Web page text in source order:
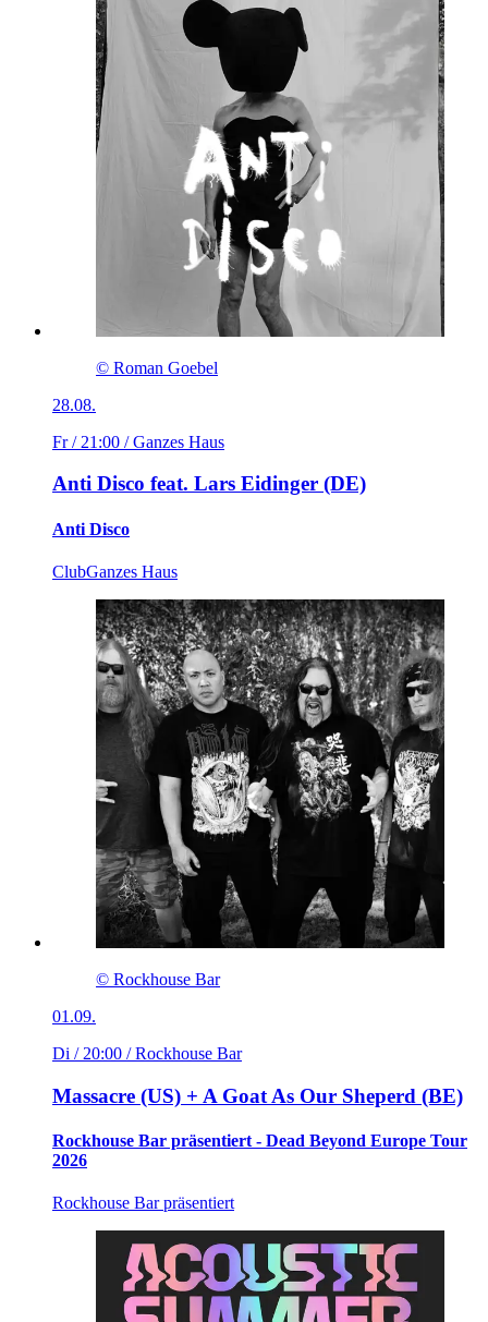
© Roman Goebel
28.08.
Fr / 21:00 / Ganzes Haus
Anti Disco feat. Lars Eidinger (DE)
Anti Disco
ClubGanzes Haus
© Rockhouse Bar
01.09.
Di / 20:00 / Rockhouse Bar
Massacre (US) + A Goat As Our Sheperd (BE)
Rockhouse Bar präsentiert - Dead Beyond Europe Tour
2026
Rockhouse Bar präsentiert